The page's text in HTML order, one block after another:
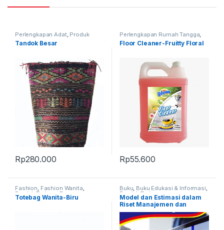
Perlengkapan Adat, Produk
Terbaru, Tandok
Tandok Besar
Rp280.000
Perlengkapan Rumah Tangga
Produk Terbaru
Floor Cleaner-Fruitty Floral
Rp55.600
Fashion, Fashion Wanita,
Produk Terbaru,Tas
Totebag Wanita-Biru
Buku, Buku Edukasi & Informasi,
Produk Terbaru
Model dan Estimasi dalam
Riset Manajemen dan
Keuangan